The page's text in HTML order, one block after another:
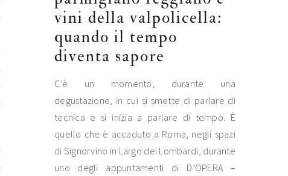
vini della valpolicella:
quando il tempo
diventa sapore
C’è un momento, durante una
degustazione, in cui si smette di parlare di
tecnica e si inizia a parlare di tempo. È
quello che è accaduto a Roma, negli spazi
di Signorvino in Largo dei Lombardi, durante
uno degli appuntamenti di D’OPERA –